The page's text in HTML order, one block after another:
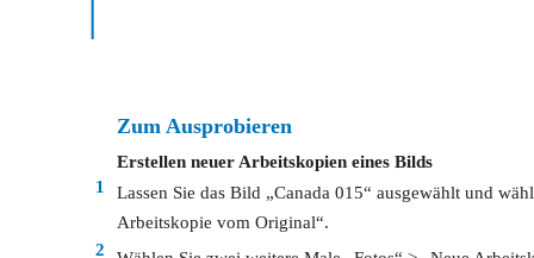
Zum Ausprobieren
Erstellen neuer Arbeitskopien eines Bilds
Lassen Sie das Bild „Canada 015“ ausgewählt und
1
Arbeitskopie vom Original“.
2